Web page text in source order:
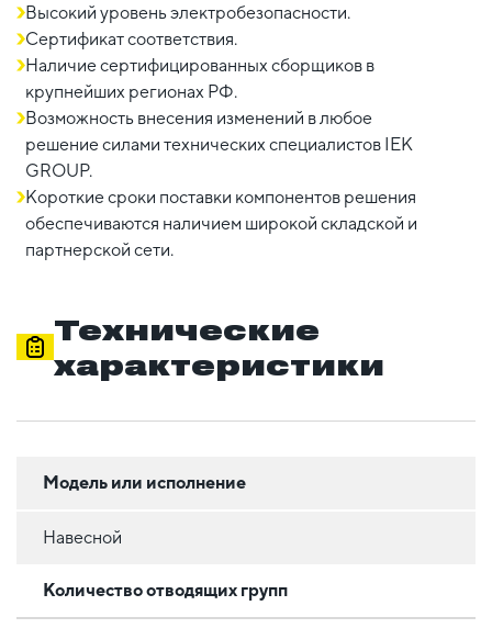
Высокий уровень электробезопасности.
Сертификат соответствия.
Наличие сертифицированных сборщиков в
крупнейших регионах РФ.
Возможность внесения изменений в любое
решение силами технических специалистов IEK
GROUP.
Короткие сроки поставки компонентов решения
обеспечиваются наличием широкой складской и
партнерской сети.
Технические
характеристики
Модель или исполнение
Навесной
Количество отводящих групп